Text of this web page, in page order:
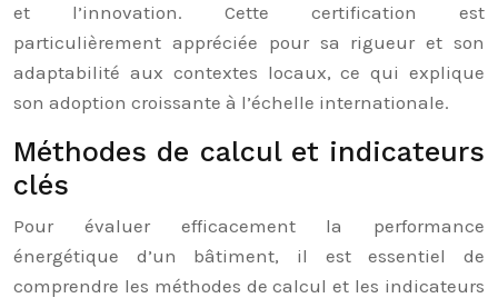
et l’innovation. Cette certification est
particulièrement appréciée pour sa rigueur et son
adaptabilité aux contextes locaux, ce qui explique
son adoption croissante à l’échelle internationale.
Méthodes de calcul et indicateurs
clés
Pour évaluer efficacement la performance
énergétique d’un bâtiment, il est essentiel de
comprendre les méthodes de calcul et les indicateurs